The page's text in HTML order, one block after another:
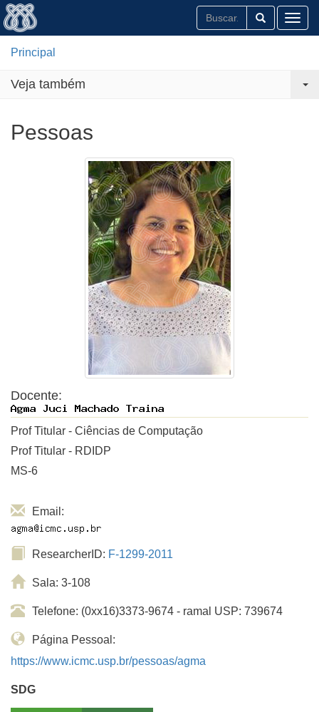
Principal
Veja também
Pessoas
Docente:
Prof Titular - Ciências de Computação
Prof Titular - RDIDP
MS-6
Email:
ResearcherID: F-1299-2011
Sala: 3-108
Telefone: (0xx16)3373-9674 - ramal USP: 739674
Página Pessoal:
https://www.icmc.usp.br/pessoas/agma
SDG